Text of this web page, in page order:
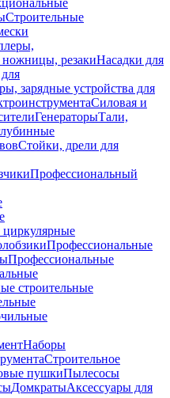
Строительные
ножницы, резакиНасадки для
зарядные устройства для
Силовая и
ГенераторыТали,
Стойки, дрели для
Профессиональный
Профессиональные
Профессиональные
строительные
Наборы
Строительное
пушкиПылесосы
ДомкратыАксессуары для